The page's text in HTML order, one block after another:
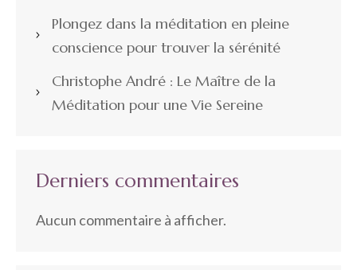
Plongez dans la méditation en pleine
conscience pour trouver la sérénité
Christophe André : Le Maître de la
Méditation pour une Vie Sereine
Derniers commentaires
Aucun commentaire à afficher.